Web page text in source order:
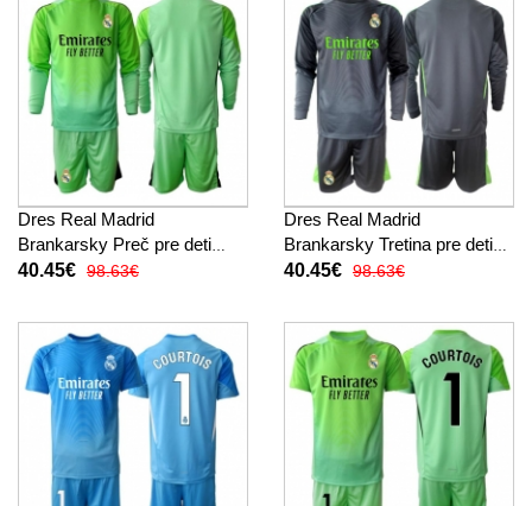
Dres Real Madrid
Brankarsky Preč pre deti
2025-26 Dlhy Rukáv (+
40.45€ 98.63€
Dres Real Madrid
Brankarsky Tretina pre deti
2025-26 Dlhy Rukáv (+
40.45€ 98.63€